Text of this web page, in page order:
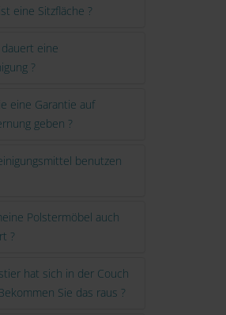
eine Sitzfläche ?
eine
?
eine Garantie auf
geben ?
benutzen
Polstermöbel auch
?
hat sich in der Couch
Sie das raus ?